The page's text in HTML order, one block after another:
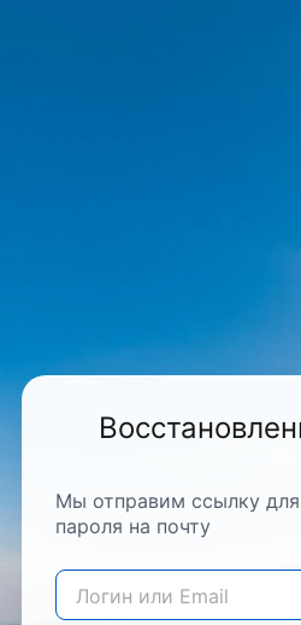
Мы отправим ссылку для
пароля на почту